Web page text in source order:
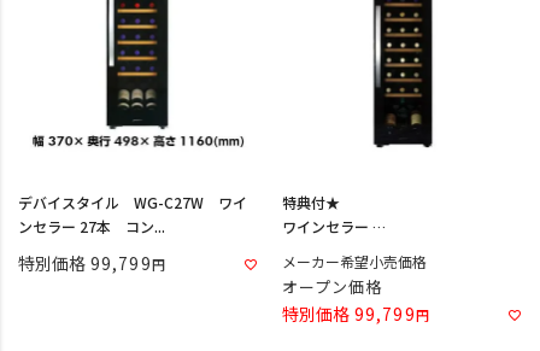
デバイスタイル WG-C27W ワイ
ンセラー 27本 コン...
特別価格 99,799
特典付★
ワインセラー
メーカー希望小売価格
オープン価格
特別価格 99,799